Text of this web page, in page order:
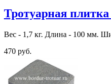
Тротуарная
Вес - 1,7 кг. Длина - 100 мм.
470 руб.